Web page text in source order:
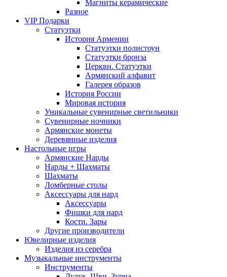
Магниты керамические
Разное
VIP Подарки
Статуэтки
История Армении
Статуэтки полистоун
Статуэтки бронза
Церкви. Статуэтки
Армянский алфавит
Галерея образов
История России
Мировая история
Уникальные сувенирные светильники
Сувенирные ночники
Армянские монеты
Деревянные изделия
Настольные игры
Армянские Нарды
Нарды + Шахматы
Шахматы
Ломберные столы
Аксессуары для нард
Аксессуары
Фишки для нард
Кости. Зары
Другие производители
Ювелирные изделия
Изделия из серебра
Музыкальные инструменты
Инструменты